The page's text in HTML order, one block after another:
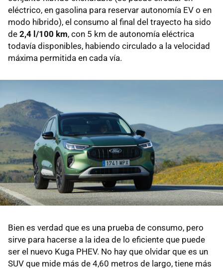
eléctrico, en gasolina para reservar autonomía EV o en
modo híbrido), el consumo al final del trayecto ha sido
de 2,4 l/100 km, con 5 km de autonomía eléctrica
todavía disponibles, habiendo circulado a la velocidad
máxima permitida en cada vía.
Bien es verdad que es una prueba de consumo, pero
sirve para hacerse a la idea de lo eficiente que puede
ser el nuevo Kuga PHEV. No hay que olvidar que es un
SUV que mide más de 4,60 metros de largo, tiene más